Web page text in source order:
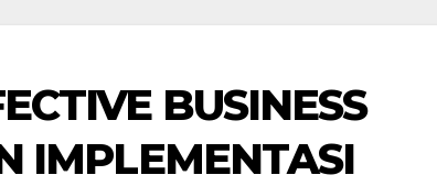
BUSINESS
IMPLEMENTASI